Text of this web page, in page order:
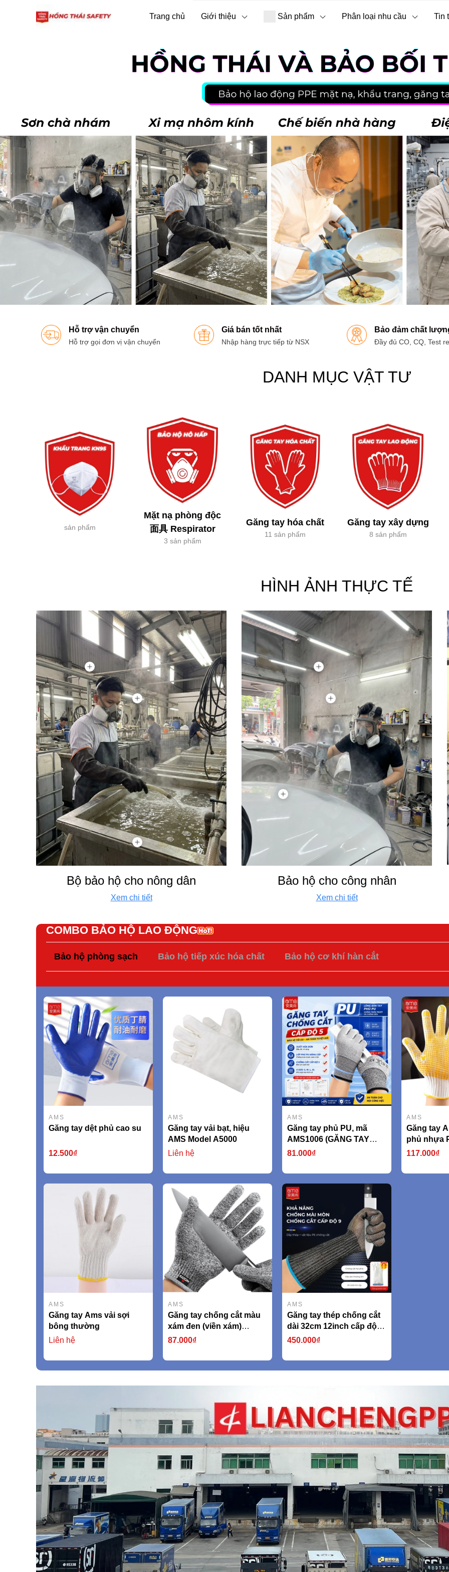
Trang chủ Giới thiệu Sản phẩm Phân loại nhu cầu Tin
Hỗ trợ vận chuyển
Hỗ trợ gọi đơn vị vận chuyển
Giá bán tốt nhất
Nhập hàng trực tiếp từ NSX
Bảo đảm chất
Đầy đủ CO, CQ, Test
DANH MỤC VẬT TƯ
sản phẩm
Mặt nạ phòng độc
面具 Respirator
3 sản phẩm
Găng tay hóa chất
11 sản phẩm
Găng tay xây dựng
8 sản phẩm
HÌNH ẢNH THỰC TẾ
Bộ bảo hộ cho nông dân
Xem chi tiết
Bảo hộ cho công nhân
Xem chi tiết
COMBO BẢO HỘ LAO ĐỘNG
Bảo hộ phòng sạch Bảo hộ tiếp xúc hóa chất Bảo hộ cơ khí hàn cắt
AMS
Găng tay dệt phủ cao su
12.500₫
AMS
Găng tay vải bạt, hiệu
AMS Model A5000
Liên hệ
AMS
Găng tay phủ PU, mã
AMS1006 (GĂNG TAY
CHỐNG CẮT CẤP ĐỘ 5
khi làm việc, lao động,
thao tác chuẩn xác
AMS1006)
81.000₫
AMS
Găng tay
phủ nhựa
kiểu hạt
117.000₫
AMS
Găng tay Ams vải sợi
bông thường
Liên hệ
AMS
Găng tay chống cắt màu
xám đen (viền xám)
AMSCR379 EN 388
87.000₫
AMS
Găng tay thép chống cắt
dài 32cm 12inch cấp độ 5
model AMS532F (AMS,
nylon trắng, 1 cái)
450.000₫